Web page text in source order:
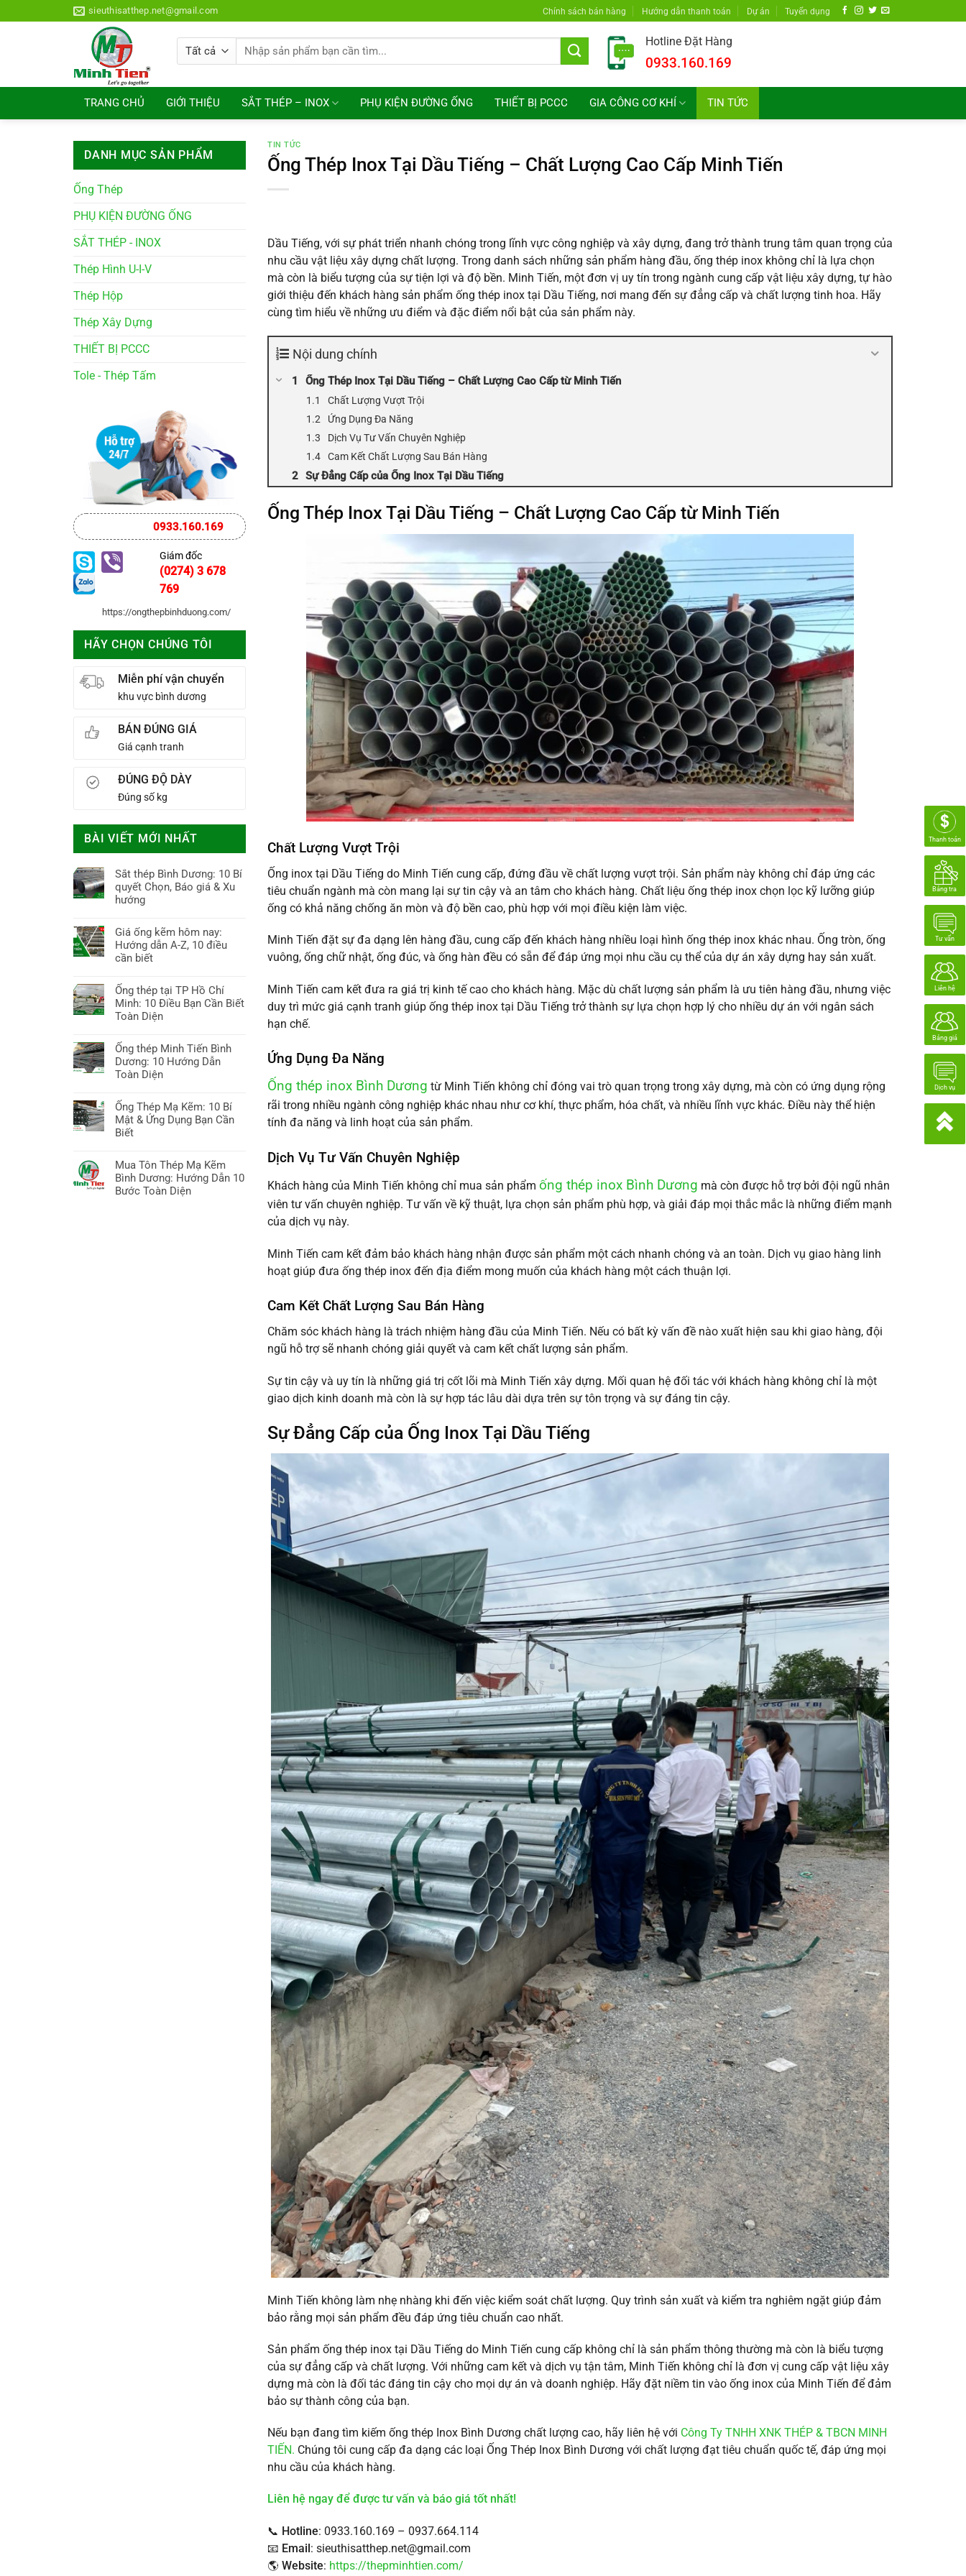
qua
sieuthisatthep.net@gmail.com Chính sách bán hàng Hướng dẫn thanh toán Dự án Tuyển dụng
Tìm
Hotline Đặt Hàng
0933.160.169
TRANG CHỦ GIỚI THIỆU SẮT THÉP – INOX PHỤ KIỆN ĐƯỜNG ỐNG THIẾT BỊ PCCC GIA CÔNG CƠ KHÍ TIN TỨC
DANH MỤC SẢN PHẨM
Ống Thép
PHỤ KIỆN ĐƯỜNG ỐNG
SẮT THÉP - INOX
Thép Hình U-I-V
Thép Hộp
Thép Xây Dựng
THIẾT BỊ PCCC
Tole - Thép Tấm
0933.160.169
Giám đốc
(0274) 3 678
769
https://ongthepbinhduong.com/
HÃY CHỌN CHÚNG TÔI
Miễn phí vận chuyển
khu vực bình dương
BÁN ĐÚNG GIÁ
Giá cạnh tranh
ĐÚNG ĐỘ DÀY
Đúng số kg
BÀI VIẾT MỚI NHẤT
Sắt thép Bình Dương: 10 Bí
quyết Chọn, Báo giá & Xu
hướng
có
bình
luận
Sắt
thép
Bình
Dương:
Bí
quyết
Chọn,
giá
&
Xu
hướng
Giá ống kẽm hôm nay:
Hướng dẫn A-Z, 10 điều
cần biết
có
bình
luận
Giá
ống
kẽm
hôm
Hướng
dẫn
A-
điều
cần
biết
Ống thép tại TP Hồ Chí
Minh: 10 Điều Bạn Cần Biết
Toàn Diện
có
bình
luận
Ống
thép
tại
TP
Chí
Minh:
10
Ống thép Minh Tiến Bình
Dương: 10 Hướng Dẫn
Toàn Diện
có
bình
luận
thép
Minh
Tiến
Ống Thép Mạ Kẽm: 10 Bí
Mật & Ứng Dụng Bạn Cần
Biết
có
bình
luận
Mua Tôn Thép Mạ Kẽm
Bình Dương: Hướng Dẫn 10
Bước Toàn Diện
TIN TỨC
Ống Thép Inox Tại Dầu Tiếng – Chất Lượng Cao Cấp Minh Tiến
Dầu Tiếng, với sự phát triển nhanh chóng trong lĩnh vực công nghiệp và xây dựng, đang trở thành trung tâm quan trọng của
nhu cầu vật liệu xây dựng chất lượng. Trong danh sách những sản phẩm hàng đầu, ống thép inox không chỉ là lựa chọn
mà còn là biểu tượng của sự tiện lợi và độ bền. Minh Tiến, một đơn vị uy tín trong ngành cung cấp vật liệu xây dựng, tự hào
giới thiệu đến khách hàng sản phẩm ống thép inox tại Dầu Tiếng, nơi mang đến sự đẳng cấp và chất lượng tinh hoa. Hãy
cùng tìm hiểu về những ưu điểm và đặc điểm nổi bật của sản phẩm này.
Nội dung chính
Ống Thép Inox Tại Dầu Tiếng – Chất Lượng Cao Cấp từ Minh Tiến
Chất Lượng Vượt Trội
Ứng Dụng Đa Năng
Dịch Vụ Tư Vấn Chuyên Nghiệp
Cam Kết Chất Lượng Sau Bán Hàng
Sự Đẳng Cấp của Ống Inox Tại Dầu Tiếng
Ống Thép Inox Tại Dầu Tiếng – Chất Lượng Cao Cấp từ Minh Tiến
Chất Lượng Vượt Trội
Ống inox tại Dầu Tiếng do Minh Tiến cung cấp, đứng đầu về chất lượng vượt trội. Sản phẩm này không chỉ đáp ứng các
tiêu chuẩn ngành mà còn mang lại sự tin cậy và an tâm cho khách hàng. Chất liệu ống thép inox chọn lọc kỹ lưỡng giúp
ống có khả năng chống ăn mòn và độ bền cao, phù hợp với mọi điều kiện làm việc.
Minh Tiến đặt sự đa dạng lên hàng đầu, cung cấp đến khách hàng nhiều loại hình ống thép inox khác nhau. Ống tròn, ống
vuông, ống chữ nhật, ống đúc, và ống hàn đều có sẵn để đáp ứng mọi nhu cầu cụ thể của dự án xây dựng hay sản xuất.
Minh Tiến cam kết đưa ra giá trị kinh tế cao cho khách hàng. Mặc dù chất lượng sản phẩm là ưu tiên hàng đầu, nhưng việc
duy trì mức giá cạnh tranh giúp ống thép inox tại Dầu Tiếng trở thành sự lựa chọn hợp lý cho nhiều dự án với ngân sách
hạn chế.
Ứng Dụng Đa Năng
Ống thép inox Bình Dương từ Minh Tiến không chỉ đóng vai trò quan trọng trong xây dựng, mà còn có ứng dụng rộng
rãi trong nhiều ngành công nghiệp khác nhau như cơ khí, thực phẩm, hóa chất, và nhiều lĩnh vực khác. Điều này thể hiện
tính đa năng và linh hoạt của sản phẩm.
Dịch Vụ Tư Vấn Chuyên Nghiệp
Khách hàng của Minh Tiến không chỉ mua sản phẩm ống thép inox Bình Dương mà còn được hỗ trợ bởi đội ngũ nhân
viên tư vấn chuyên nghiệp. Tư vấn về kỹ thuật, lựa chọn sản phẩm phù hợp, và giải đáp mọi thắc mắc là những điểm mạnh
của dịch vụ này.
Minh Tiến cam kết đảm bảo khách hàng nhận được sản phẩm một cách nhanh chóng và an toàn. Dịch vụ giao hàng linh
hoạt giúp đưa ống thép inox đến địa điểm mong muốn của khách hàng một cách thuận lợi.
Cam Kết Chất Lượng Sau Bán Hàng
Chăm sóc khách hàng là trách nhiệm hàng đầu của Minh Tiến. Nếu có bất kỳ vấn đề nào xuất hiện sau khi giao hàng, đội
ngũ hỗ trợ sẽ nhanh chóng giải quyết và cam kết chất lượng sản phẩm.
Sự tin cậy và uy tín là những giá trị cốt lõi mà Minh Tiến xây dựng. Mối quan hệ đối tác với khách hàng không chỉ là một
giao dịch kinh doanh mà còn là sự hợp tác lâu dài dựa trên sự tôn trọng và sự đáng tin cậy.
Sự Đẳng Cấp của Ống Inox Tại Dầu Tiếng
Minh Tiến không làm nhẹ nhàng khi đến việc kiểm soát chất lượng. Quy trình sản xuất và kiểm tra nghiêm ngặt giúp đảm
bảo rằng mọi sản phẩm đều đáp ứng tiêu chuẩn cao nhất.
Sản phẩm ống thép inox tại Dầu Tiếng do Minh Tiến cung cấp không chỉ là sản phẩm thông thường mà còn là biểu tượng
của sự đẳng cấp và chất lượng. Với những cam kết và dịch vụ tận tâm, Minh Tiến không chỉ là đơn vị cung cấp vật liệu xây
dựng mà còn là đối tác đáng tin cậy cho mọi dự án và doanh nghiệp. Hãy đặt niềm tin vào ống inox của Minh Tiến để đảm
bảo sự thành công của bạn.
Nếu bạn đang tìm kiếm ống thép Inox Bình Dương chất lượng cao, hãy liên hệ với Công Ty TNHH XNK THÉP & TBCN MINH
TIẾN. Chúng tôi cung cấp đa dạng các loại Ống Thép Inox Bình Dương với chất lượng đạt tiêu chuẩn quốc tế, đáp ứng mọi
nhu cầu của khách hàng.
Liên hệ ngay để được tư vấn và báo giá tốt nhất!
📞 Hotline: 0933.160.169 – 0937.664.114
📧 Email : sieuthisatthep.net@gmail.com
🌎 Website: https://thepminhtien.com/
Thanh toán
Bảng tra
Tư vấn
Liên hệ
Bảng giá
Dịch vụ